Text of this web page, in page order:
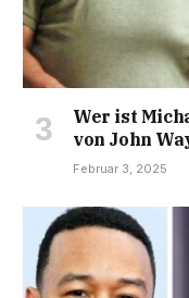
Wer ist
von John
Februar 3, 2025